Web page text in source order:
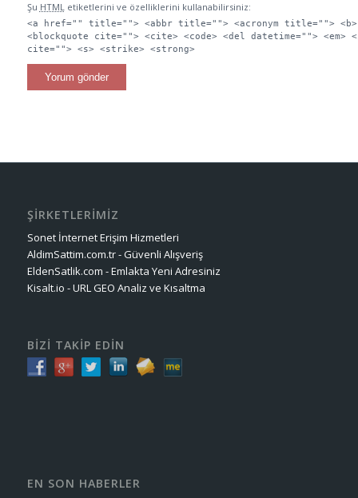
Şu HTMLetiketlerini ve özelliklerini kullanabilirsiniz:
<a href="" title=""> <abbr title=""> <acronym title=""> <b>
<blockquote cite=""> <cite> <code> <del datetime=""> <em>
cite=""> <s> <strike> <strong>
ŞİRKETLERİMİZ
Sonet İnternet Erişim Hizmetleri
AldimSattim.com.tr - Güvenli Alışveriş
EldenSatlik.com - Emlakta Yeni Adresiniz
Kisalt.io - URL GEO Analiz ve Kısaltma
BİZİ TAKİP EDİN
EN SON HABERLER